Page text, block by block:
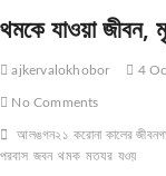
থমকে যাওয়া জীবন,
ajkervalokhobor 4
No Comments
আলঙগন২১ করোনা কালের
পরবাস জবন থমক মতযর যওয়